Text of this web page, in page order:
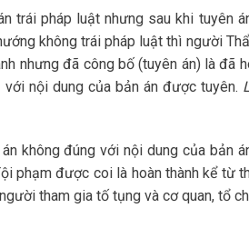
trái pháp luật nhưng sau khi tuyên
không trái pháp luật thì người
nhưng đã công bố (tuyên án) là đã
nội dung của bản án được tuyên.
không đúng với nội dung của bản
phạm được coi là hoàn thành kể từ
tham gia tố tụng và cơ quan, tổ